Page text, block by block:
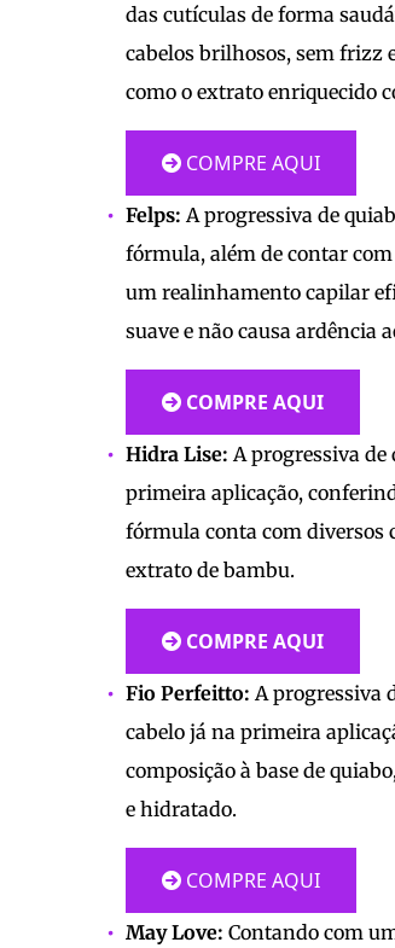
das cutículas de forma
cabelos brilhosos, sem frizz
como o extrato enriquecido
COMPRE AQUI
Felps: A progressiva de
fórmula, além de contar
um realinhamento capilar
suave e não causa ardência
COMPRE AQUI
Hidra Lise: A progressiva
primeira aplicação,
fórmula conta com diversos
extrato de bambu.
COMPRE AQUI
Fio Perfeitto: A progressiva
cabelo já na primeira
composição à base de
e hidratado.
COMPRE AQUI
May Love: Contando com